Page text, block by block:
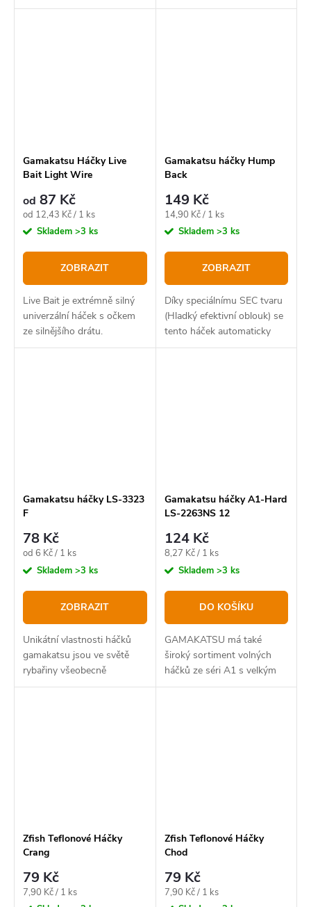
Gape.
Gamakatsu Háčky Live
Bait Light Wire
od 87 Kč
Měrná
cena:
od 12,43 Kč / 1 ks
Skladem >3 ks
ZOBRAZIT
Live Bait je extrémně silný
univerzální háček s očkem
ze silnějšího drátu.
Gamakatsu háčky Hump
Back
149 Kč
Měrná
cena:
14,90 Kč / 1 ks
Skladem >3 ks
ZOBRAZIT
Díky speciálnímu SEC tvaru
(Hladký efektivní oblouk) se
tento háček automaticky
otočí směrem ke spodnímu
Gamakatsu háčky LS-3323
F
78 Kč
Měrná
cena:
od 6 Kč / 1 ks
Skladem >3 ks
ZOBRAZIT
Unikátní vlastnosti háčků
gamakatsu jsou ve světě
rybařiny všeobecně
známe. GAMAKATSU LS-
Gamakatsu háčky A1-Hard
LS-2263NS 12
124 Kč
Měrná
cena:
8,27 Kč / 1 ks
Skladem >3 ks
DO KOŠÍKU
GAMAKATSU má také
široký sortiment volných
háčků ze séri A1 s velkým
výběrem modelů, barev a
Zfish Teflonové Háčky
Crang
79 Kč
Měrná
7,90 Kč / 1 ks
Zfish Teflonové Háčky
Chod
79 Kč
Měrná
7,90 Kč / 1 ks